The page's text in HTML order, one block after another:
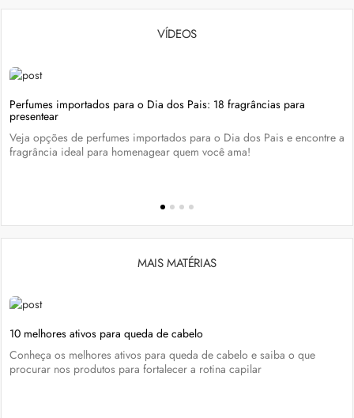
VÍDEOS
Perfumes importados para o Dia dos Pais: 18 fragrâncias para
presentear
Veja opções de perfumes importados para o Dia dos Pais e encontre a
fragrância ideal para homenagear quem você ama!
MAIS MATÉRIAS
10 melhores ativos para queda de cabelo
Conheça os melhores ativos para queda de cabelo e saiba o que
procurar nos produtos para fortalecer a rotina capilar